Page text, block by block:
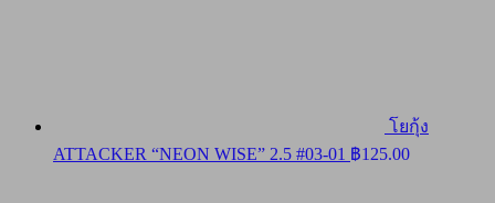
โยกุ้ง
ATTACKER “NEON WISE” 2.5 #03-01 ฿125.00